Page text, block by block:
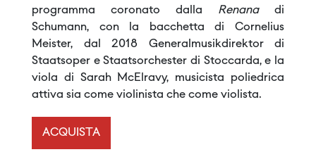
programma coronato dalla Renana di
Schumann, con la bacchetta di Cornelius
Meister, dal 2018 Generalmusikdirektor di
Staatsoper e Staatsorchester di Stoccarda, e la
viola di Sarah McElravy, musicista poliedrica
attiva sia come violinista che come violista.
ACQUISTA